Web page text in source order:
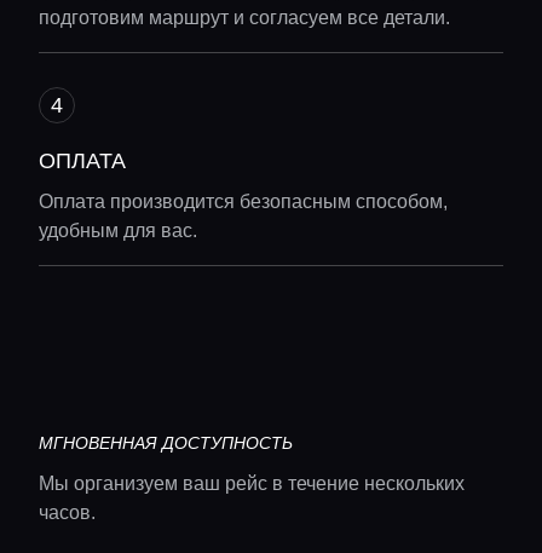
подготовим маршрут и согласуем все детали.
ОПЛАТА
Оплата производится безопасным способом,
удобным для вас.
МГНОВЕННАЯ ДОСТУПНОСТЬ
Мы организуем ваш рейс в течение нескольких
часов.